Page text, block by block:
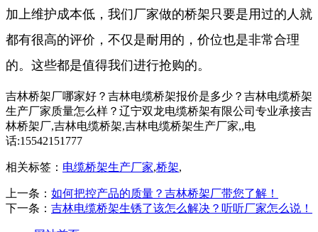
加上维护成本低，我们厂家做的桥架只要是用过的人就
都有很高的评价，不仅是耐用的，价位也是非常合理
的。这些都是值得我们进行抢购的。
吉林桥架厂哪家好？吉林电缆桥架报价是多少？吉林电缆桥架
生产厂家质量怎么样？辽宁双龙电缆桥架有限公司专业承接吉
林桥架厂,吉林电缆桥架,吉林电缆桥架生产厂家,,电
话:15542151777
相关标签： 电缆桥架生产厂家,桥架,
上一条： 如何把控产品的质量？吉林桥架厂带您了解！
下一条： 吉林电缆桥架生锈了该怎么解决？听听厂家怎么说！